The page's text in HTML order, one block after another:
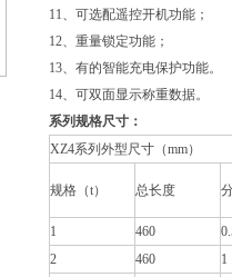
11、可选配遥控开机功能；
12、重量锁定功能；
13、有的智能充电保护功能。
14、可双面显示称重数据。
系列规格尺寸：
XZ4系列外型尺寸（mm）
规格（t） 总长度
1 460
2
460
1